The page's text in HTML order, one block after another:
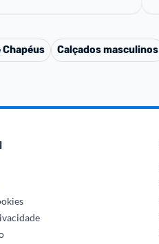
Chapéus Calçados masculinos